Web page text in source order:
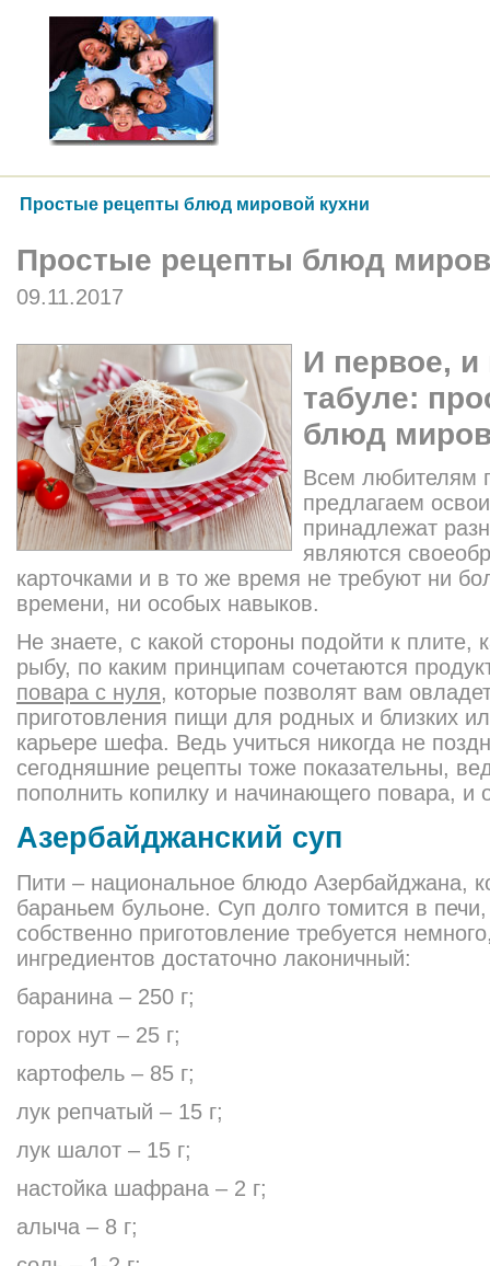
Простые рецепты блюд мировой кухни
Простые рецепты блюд
09.11.2017
И первое,
табуле:
блюд
Всем любителям
предлагаем
принадлежат
являются
карточками и в то же время не требуют ни
времени, ни особых навыков.
Не знаете, с какой стороны подойти к плите,
рыбу, по каким принципам сочетаются
повара с нуля, которые позволят вам
приготовления пищи для родных и близких
карьере шефа. Ведь учиться никогда не
сегодняшние рецепты тоже показательны,
пополнить копилку и начинающего повара, и
Азербайджанский суп
Пити – национальное блюдо Азербайджана,
бараньем бульоне. Суп долго томится в
собственно приготовление требуется
ингредиентов достаточно лаконичный:
баранина – 250 г;
горох нут – 25 г;
картофель – 85 г;
лук репчатый – 15 г;
лук шалот – 15 г;
настойка шафрана – 2 г;
алыча – 8 г;